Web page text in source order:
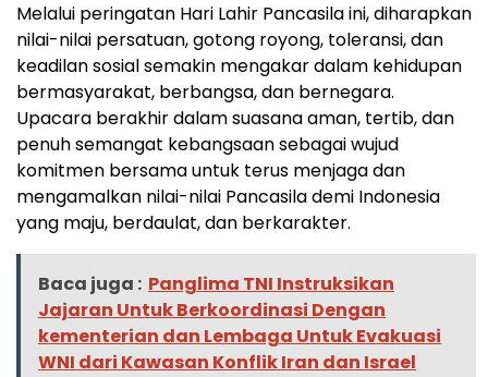
Melalui peringatan Hari Lahir Pancasila ini, diharapkan
nilai-nilai persatuan, gotong royong, toleransi, dan
keadilan sosial semakin mengakar dalam kehidupan
bermasyarakat, berbangsa, dan bernegara.
Upacara berakhir dalam suasana aman, tertib, dan
penuh semangat kebangsaan sebagai wujud
komitmen bersama untuk terus menjaga dan
mengamalkan nilai-nilai Pancasila demi Indonesia
yang maju, berdaulat, dan berkarakter.
Baca juga : Panglima TNI Instruksikan
Jajaran Untuk Berkoordinasi Dengan
kementerian dan Lembaga Untuk Evakuasi
WNI dari Kawasan Konflik Iran dan Israel